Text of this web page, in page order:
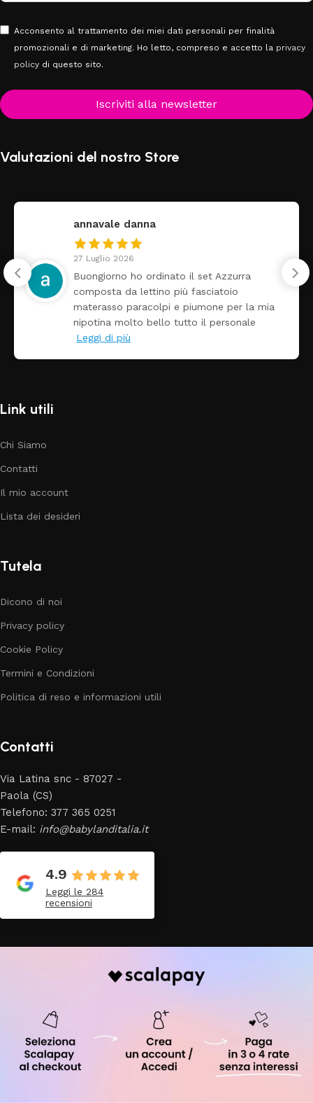
Acconsento al trattamento dei miei dati personali per finalità
promozionali e di marketing. Ho letto, compreso e accetto la privacy
policy di questo sito.
Iscriviti alla newsletter
Valutazioni del nostro Store
federica
Tutti perfetto! Ho ordinato un lettino
arrivato ben imballato dopo pochi
Prezzo ottimi rispetto la concorrenza
Link utili
Chi Siamo
Contatti
Il mio account
Lista dei desideri
Tutela
Dicono di noi
Privacy policy
Cookie Policy
Termini e Condizioni
Politica di reso e informazioni utili
Contatti
Via Latina snc - 87027 -
Paola (CS)
Telefono: 377 365 0251
E-mail: info@babylanditalia.it
4.9
Leggi le 284
recensioni